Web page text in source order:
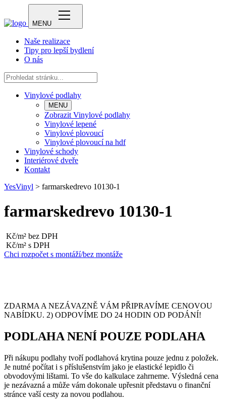
MENU
Naše realizace
Tipy pro lepší bydlení
O nás
Vinylové podlahy
MENU
Zobrazit Vinylové podlahy
Vinylové lepené
Vinylové plovoucí
Vinylové plovoucí na hdf
Vinylové schody
Interiérové dveře
Kontakt
YesVinyl > farmarskedrevo 10130-1
farmarskedrevo 10130-1
Kč/m² bez DPH
Kč/m² s DPH
Chci rozpočet s montáží/bez montáže
ZDARMA A NEZÁVAZNĚ VÁM PŘIPRAVÍME CENOVOU
NABÍDKU. 2) ODPOVÍME DO 24 HODIN OD PODÁNÍ!
PODLAHA NENÍ POUZE PODLAHA
Při nákupu podlahy tvoří podlahová krytina pouze jednu z položek.
Je nutné počítat i s příslušenstvím jako je elastické lepidlo či
obvodovými lištami. To vše do kalkulace zahrneme. Výsledná cena
je nezávazná a může vám dokonale upřesnit představu o finanční
stránce vaší cesty za novou podlahou.